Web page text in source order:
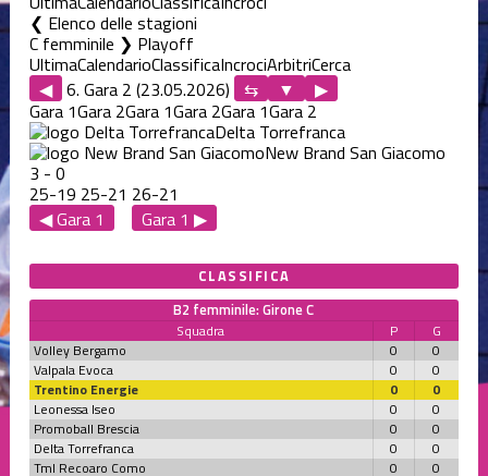
Elenco delle stagioni
C femminile ❯ Playoff
UltimaCalendarioClassificaIncrociArbitriCerca
◀ 6. Gara 2 (23.05.2026)
▶
Gara 1Gara 2Gara 1Gara 2Gara 1Gara 2
Delta Torrefranca
New Brand San Giacomo
3 - 0
25-19 25-21 26-21
◀ Gara 1
Gara 1 ▶
CLASSIFICA
B2 femminile: Girone C
Squadra P
G
Volley Bergamo
0
0
Valpala Evoca
0
0
Trentino Energie
0
0
Leonessa Iseo
0
0
Promoball Brescia
0
0
Delta Torrefranca
0
0
Tml Recoaro Como
0 0